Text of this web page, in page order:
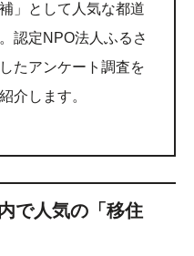
」として人気な都道
認定NPO法人ふるさ
たアンケート調査を
介します。
で人気の「移住